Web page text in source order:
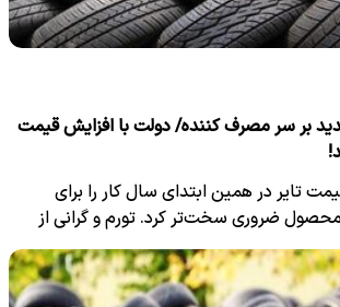
بر سر مصرف کننده/ دولت با افزایش قیمت
قیمت تایر در همین ابتدای سال کار را برای
ضروری سخت‌تر کرد. تورم و گرانی از